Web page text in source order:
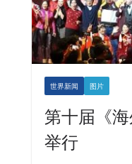
世界新闻 图片
第十届《
举行